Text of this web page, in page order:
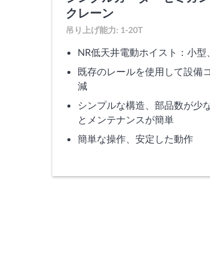
クレーン
吊り上げ能力: 1-20T
NR低天井電動ホイスト：小型
既存のレールを使用して設備
減
シンプルな構造、部品数が少
とメンテナンスが簡単
簡単な操作、安定した動作